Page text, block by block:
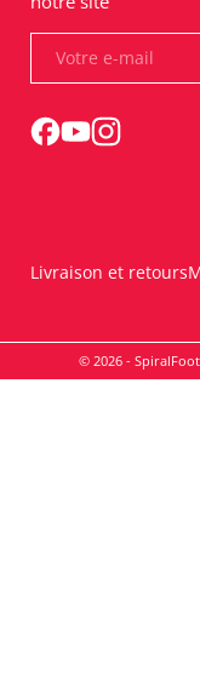
Livraison et retours
© 2026 -